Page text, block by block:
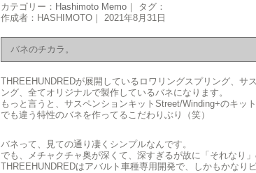
カテゴリー： Hashimoto Memo ｜ タグ：
作成者：HASHIMOTO｜ 2021年8月31日
バネのチカラ。
THREEHUNDREDが展開しているロワリングスプリング、サ
ング、全てオリジナルで製作しているバネになります。
もっと言うと、サスペンションキットStreet/Winding+のキッ
でも違う特性のバネを作ってるこだわりぶり（笑）
バネって、見ての通り凄くシンプルなんです。
でも、メチャクチャ奥が深くて、深すぎるが故に「それなり
THREEHUNDREDはアバルト車種専用開発で、しかもかなり